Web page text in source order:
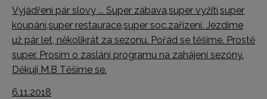
Vyjádření pár slovy ... Super zábava,super vyžití,super
koupání,super restaurace,super soc.zařízení. Jezdíme
už pár let, několikrát za sezonu. Pořád se těšíme. Prostě
super. Prosím o zaslání programu na zahájení sezóny.
Děkuji M.B Těšíme se.
6.11.2018